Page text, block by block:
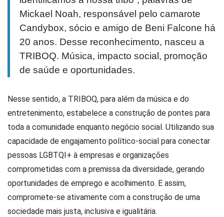
Mickael Noah, responsável pelo camarote
Candybox, sócio e amigo de Beni Falcone há
20 anos. Desse reconhecimento, nasceu a
TRIBOQ. Música, impacto social, promoção
de saúde e oportunidades.
Nesse sentido, a TRIBOQ, para além da música e do
entretenimento, estabelece a construção de pontes para
toda a comunidade enquanto negócio social. Utilizando sua
capacidade de engajamento político-social para conectar
pessoas LGBTQI+ à empresas e organizações
comprometidas com a premissa da diversidade, gerando
oportunidades de emprego e acolhimento. E assim,
compromete-se ativamente com a construção de uma
sociedade mais justa, inclusiva e igualitária.